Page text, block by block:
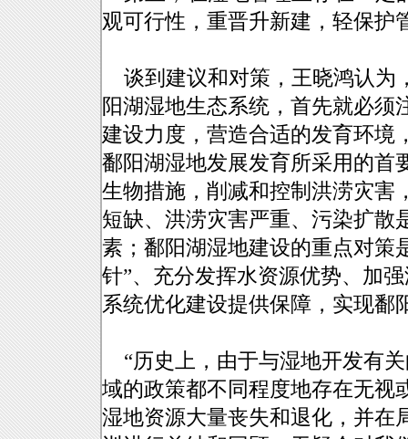
观可行性，重晋升新建，轻保护
谈到建议和对策，王晓鸿认为
阳湖湿地生态系统，首先就必须
建设力度，营造合适的发育环境
鄱阳湖湿地发展发育所采用的首
生物措施，削减和控制洪涝灾害
短缺、洪涝灾害严重、污染扩散
素；鄱阳湖湿地建设的重点对策
针”、充分发挥水资源优势、加
系统优化建设提供保障，实现鄱
“历史上，由于与湿地开发有
域的政策都不同程度地存在无视
湿地资源大量丧失和退化，并在